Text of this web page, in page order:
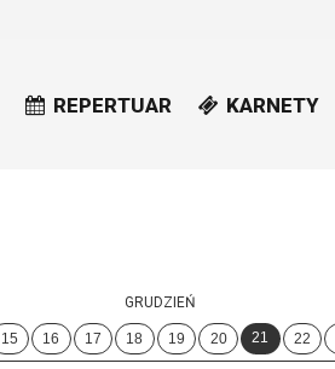
REPERTUAR KARNETY
GRUDZIEŃ
15 16 17 18 19 20 21 22